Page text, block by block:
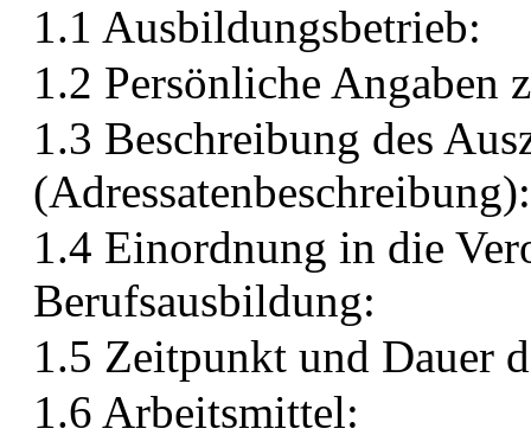
1.1 Ausbildungsbetrieb:
1.2 Persönliche Angaben
1.3 Beschreibung des
(Adressatenbeschreibung):
1.4 Einordnung in die
Berufsausbildung:
1.5 Zeitpunkt und Dauer
1.6 Arbeitsmittel: